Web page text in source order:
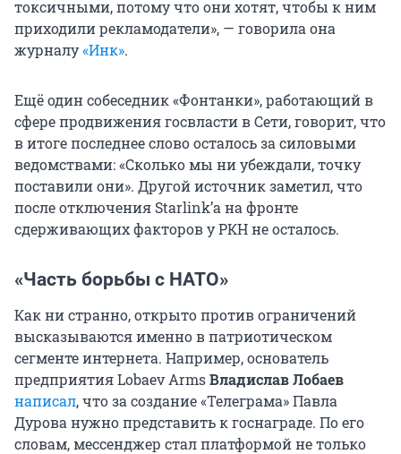
токсичными, потому что они хотят, чтобы к ним
приходили рекламодатели», — говорила она
журналу«Инк».
Ещё один собеседник «Фонтанки», работающий в
сфере продвижения госвласти в Сети, говорит, что
в итоге последнее слово осталось за силовыми
ведомствами: «Сколько мы ни убеждали, точку
поставили они». Другой источник заметил, что
после отключения Starlink’a на фронте
сдерживающих факторов у РКН не осталось.
«Часть борьбы с НАТО»
Как ни странно, открыто против ограничений
высказываются именно в патриотическом
сегменте интернета. Например, основатель
предприятия Lobaev ArmsВладислав Лобаев
написал, что за создание «Телеграма» Павла
Дурова нужно представить к госнаграде. По его
словам, мессенджер стал платформой не только